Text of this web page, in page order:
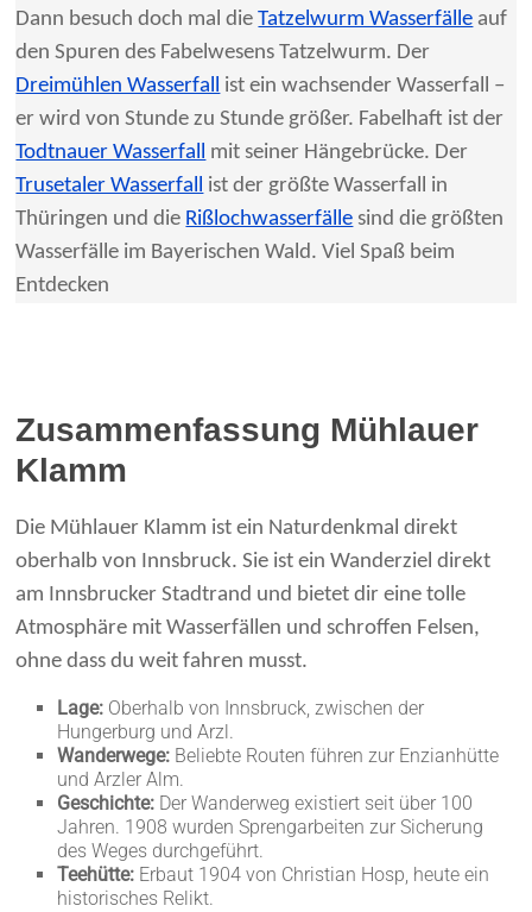
Dann besuch doch mal dieTatzelwurm Wasserfälle auf
den Spuren des Fabelwesens Tatzelwurm. Der
Dreimühlen Wasserfall ist ein wachsender Wasserfall –
er wird von Stunde zu Stunde größer. Fabelhaft ist der
Todtnauer Wasserfall mit seiner Hängebrücke. Der
Trusetaler Wasserfall ist der größte Wasserfall in
Thüringen und die Rißlochwasserfälle sind die größten
Wasserfälle im Bayerischen Wald. Viel Spaß beim
Entdecken
Zusammenfassung Mühlauer
Klamm
Die Mühlauer Klamm ist ein Naturdenkmal direkt
oberhalb von Innsbruck. Sie ist ein Wanderziel direkt
am Innsbrucker Stadtrand und bietet dir eine tolle
Atmosphäre mit Wasserfällen und schroffen Felsen,
ohne dass du weit fahren musst.
Lage: Oberhalb von Innsbruck, zwischen der
Hungerburg und Arzl.
Wanderwege: Beliebte Routen führen zur Enzianhütte
und Arzler Alm.
Geschichte: Der Wanderweg existiert seit über 100
Jahren. 1908 wurden Sprengarbeiten zur Sicherung
des Weges durchgeführt.
Teehütte: Erbaut 1904 von Christian Hosp, heute ein
historisches Relikt.